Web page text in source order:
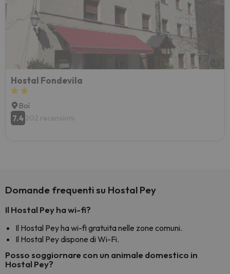
Hostal Fondevila
Boí
7.4 202 recensioni
Domande frequenti su Hostal Pey
Il Hostal Pey ha wi-fi?
Il Hostal Pey ha wi-fi gratuita nelle zone comuni.
Il Hostal Pey dispone di Wi-Fi.
Posso soggiornare con un animale domestico in
Hostal Pey?